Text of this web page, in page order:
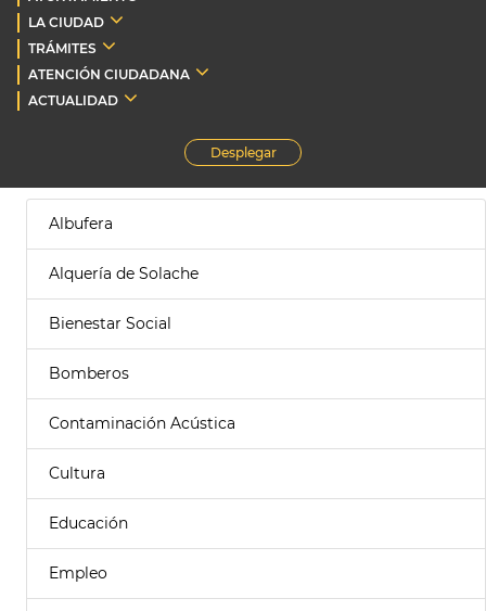
LA CIUDAD
TRÁMITES
ATENCIÓN CIUDADANA
ACTUALIDAD
Desplegar
Albufera
Alquería de Solache
Bienestar Social
Bomberos
Contaminación Acústica
Cultura
Educación
Empleo